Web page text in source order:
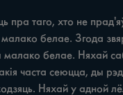
таго, хто не
белае. Згода
малако белае. Няхай
часта сеюцца, ды
Няхай у адной